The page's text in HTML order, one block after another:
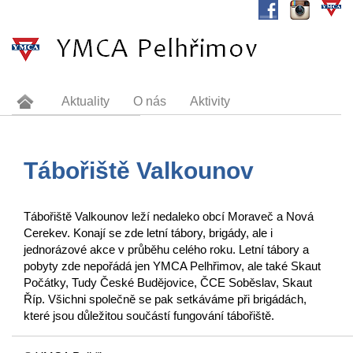
Tábořiště Valkounov
Tábořiště Valkounov leží nedaleko obcí Moraveč a Nová
Cerekev. Konají se zde letní tábory, brigády, ale i
jednorázové akce v průběhu celého roku. Letní tábory a
pobyty zde nepořádá jen YMCA Pelhřimov, ale také Skaut
Počátky, Tudy České Budějovice, ČCE Soběslav, Skaut
Říp. Všichni společně se pak setkáváme při brigádách,
které jsou důležitou součástí fungování tábořiště.
Aktuality O nás Aktivity